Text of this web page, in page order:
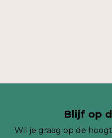
Blijf op
Wil je graag op de